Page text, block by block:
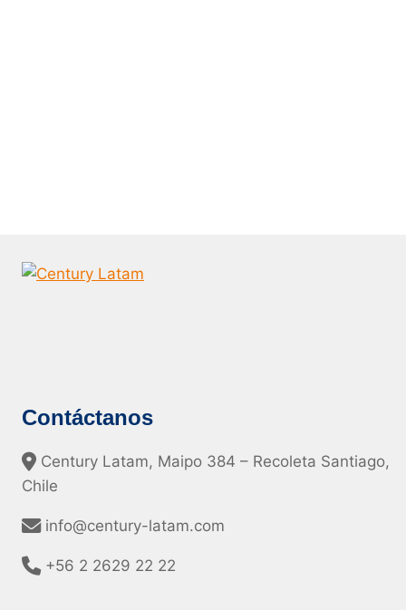
Contáctanos
Century Latam, Maipo 384 – Recoleta Santiago,
Chile
info@century-latam.com
+56 2 2629 22 22